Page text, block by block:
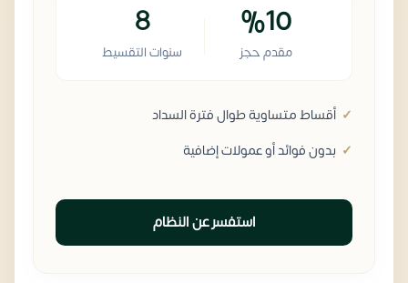
%10
مقدم حجز
8
سنوات التقسيط
أقساط متساوية طوال فترة السداد
بدون فوائد أو عمولات إضافية
استفسر عن النظام